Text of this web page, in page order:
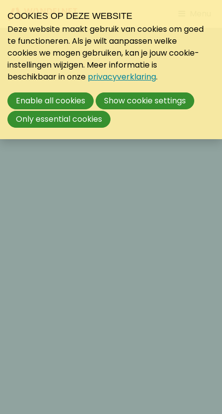
to
COOKIES OP DEZE WEBSITE
Deze website maakt gebruik van cookies om goed
te functioneren. Als je wilt aanpassen welke
cookies we mogen gebruiken, kan je jouw cookie-
instellingen wijzigen. Meer informatie is
beschikbaar in onze privacyverklaring.
Enable all cookies
Show cookie settings
Only essential cookies